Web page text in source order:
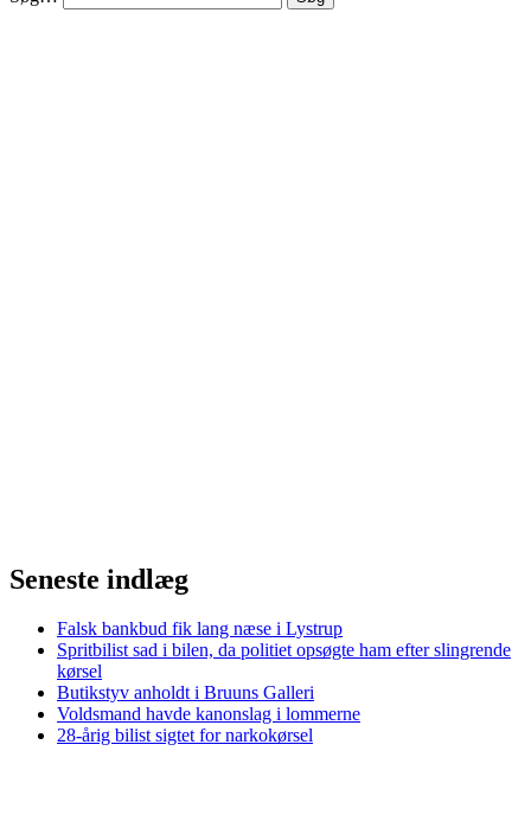
Seneste indlæg
Falsk bankbud fik lang næse i Lystrup
Spritbilist sad i bilen, da politiet opsøgte ham efter slingrende
kørsel
Butikstyv anholdt i Bruuns Galleri
Voldsmand havde kanonslag i lommerne
28-årig bilist sigtet for narkokørsel